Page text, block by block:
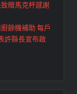
贈馬克杯感謝
餘機補助 每戶
許縣長宣布啟